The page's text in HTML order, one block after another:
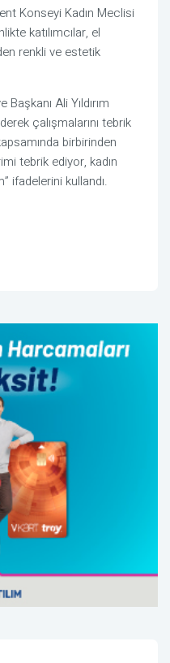
Konseyi Kadın Meclisi
katılımcılar, el
renkli ve estetik
Ali Yıldırım
çalışmalarını tebrik
birbirinden
tebrik ediyor, kadın
ifadelerini kullandı.